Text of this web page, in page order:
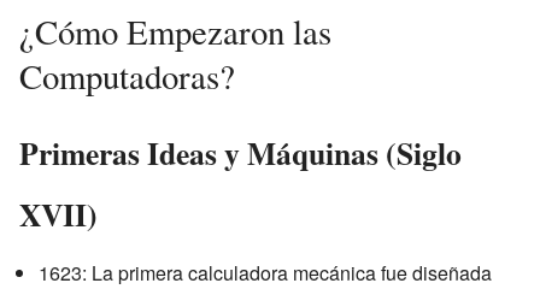
¿Cómo Empezaron las
Computadoras?
Primeras Ideas y Máquinas (Siglo
XVII)
1623: La primera calculadora mecánica fue diseñada